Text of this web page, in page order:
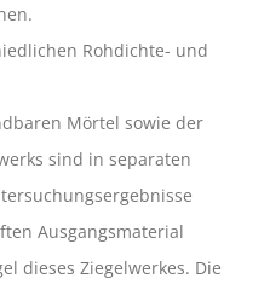
Rohdichte- und
Mörtel sowie der
sind in separaten
Ausgangsmaterial
dieses Ziegelwerkes. Die